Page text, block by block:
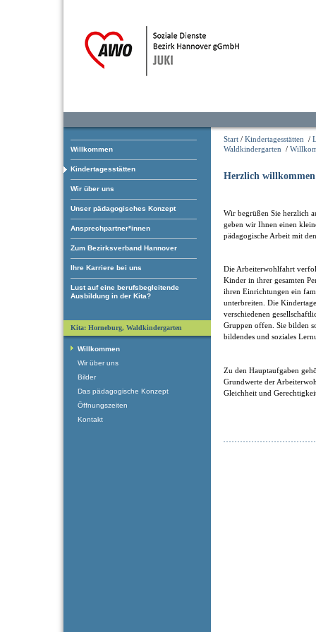
Willkommen
Kindertagesstätten
Wir über uns
Unser pädagogisches Konzept
Ansprechpartner*innen
Zum Bezirksverband Hannover
Ihre Karriere bei uns
Lust auf eine berufsbegleitende
Ausbildung in der Kita?
Start / Kindertagesstätten /
Waldkindergarten /
Herzlich willkommen
Wir begrüßen Sie herzlich
geben wir Ihnen einen
pädagogische Arbeit mit
Die Arbeiterwohlfahrt
Kinder in ihrer gesamten
ihren Einrichtungen ein
unterbreiten. Die
verschiedenen
Gruppen offen. Sie bilden
bildendes und soziales
Zu den Hauptaufgaben
Grundwerte der
Gleichheit und
Kita: Horneburg, Waldkindergarten
Willkommen
Wir über uns
Bilder
Das pädagogische Konzept
Öffnungszeiten
Kontakt